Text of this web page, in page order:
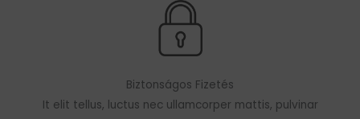
Biztonságos Fizetés
It elit tellus, luctus nec ullamcorper mattis, pulvinar